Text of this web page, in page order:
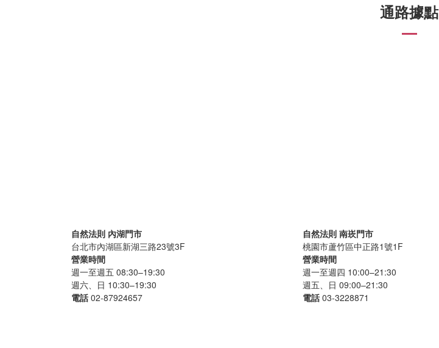
通路據點
自然法則 內湖門市
台北市內湖區新湖三路23號3F
營業時間
週一至週五 08:30–19:30
週六、日 10:30–19:30
電話02-87924657
自然法則 南崁門市
桃園市蘆竹區中正路1號1F
營業時間
週一至週四 10:00–21:30
週五、日 09:00–21:30
電話03-3228871